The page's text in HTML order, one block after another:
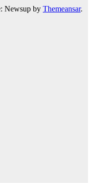
Newsup by Themeansar.